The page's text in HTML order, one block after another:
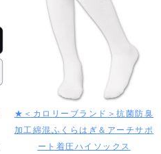
★＜カロリーブランド＞抗菌防臭
加工綿混ふくらはぎ＆アーチサポ
ート着圧ハイソックス